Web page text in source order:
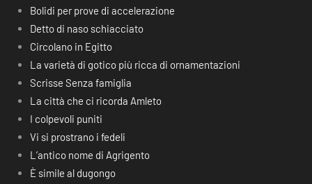
Bolidi per prove di accelerazione
Detto di naso schiacciato
Circolano in Egitto
La varietà di gotico più ricca di ornamentazioni
Scrisse Senza famiglia
La città che ci ricorda Amleto
I colpevoli puniti
Vi si prostrano i fedeli
L’antico nome di Agrigento
È simile al dugongo